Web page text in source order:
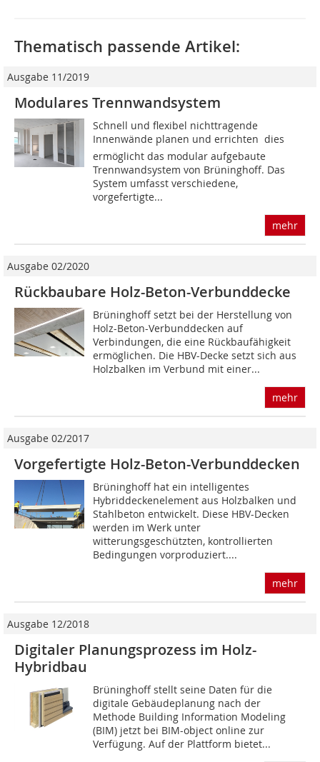
Thematisch passende Artikel:
Ausgabe 11/2019
Modulares Trennwandsystem
Schnell und flexibel nichttragende
Innenwände planen und errichten  dies
ermöglicht das modular aufgebaute
Trennwandsystem von Brüninghoff. Das
System umfasst verschiedene,
vorgefertigte...
mehr
Ausgabe 02/2020
Rückbaubare Holz-Beton-Verbunddecke
Brüninghoff setzt bei der Herstellung von
Holz-Beton-Verbunddecken auf
Verbindungen, die eine Rückbaufähigkeit
ermöglichen. Die HBV-Decke setzt sich aus
Holzbalken im Verbund mit einer...
mehr
Ausgabe 02/2017
Vorgefertigte Holz-Beton-Verbunddecken
Brüninghoff hat ein intelligentes
Hybriddeckenelement aus Holzbalken und
Stahlbeton entwickelt. Diese HBV-Decken
werden im Werk unter
witterungsgeschützten, kontrollierten
Bedingungen vorproduziert....
mehr
Ausgabe 12/2018
Digitaler Planungsprozess im Holz-
Hybridbau
Brüninghoff stellt seine Daten für die
digitale Gebäudeplanung nach der
Methode Building Information Modeling
(BIM) jetzt bei BIM-­object online zur
Verfügung. Auf der Plattform bietet...